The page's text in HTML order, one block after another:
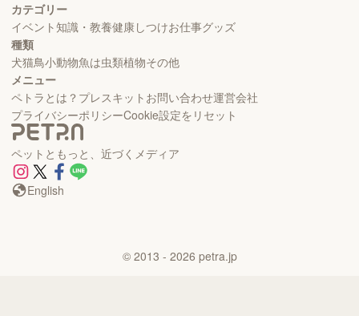
カテゴリー
イベント知識・教養健康しつけお仕事グッズ
種類
犬猫鳥小動物魚は虫類植物その他
メニュー
ペトラとは？ プレスキット お問い合わせ運営会社
プライバシーポリシーCookie設定をリセット
ペットともっと、近づくメディア
English
© 2013 - 2026 petra.jp